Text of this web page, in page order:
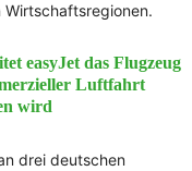
easyJet das Flugzeug
Luftfahrt
wird
drei deutschen